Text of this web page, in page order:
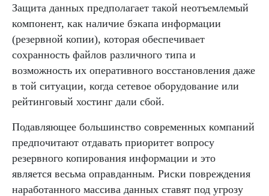
Защита данных предполагает такой неотъемлемый
компонент, как наличие бэкапа информации
(резервной копии), которая обеспечивает
сохранность файлов различного типа и
возможность их оперативного восстановления даже
в той ситуации, когда сетевое оборудование или
рейтинговый хостинг дали сбой.
Подавляющее большинство современных компаний
предпочитают отдавать приоритет вопросу
резервного копирования информации и это
является весьма оправданным. Риски повреждения
наработанного массива данных ставят под угрозу